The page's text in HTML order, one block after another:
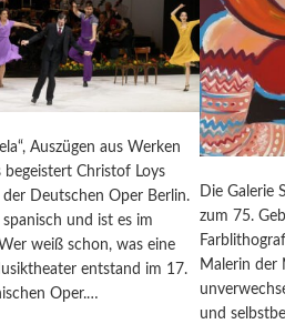
K
R
I
I
K
–
A
U
S
B
L
I
N
B
E
L
N
–
A
U
S
S
Auszügen aus Werken
Christof Loys
der Deutschen Oper Berlin.
spanisch und ist es im
weiß schon, was eine
entstand im 17.
Oper.…
Die Galerie
zum 75.
Malerin der
und